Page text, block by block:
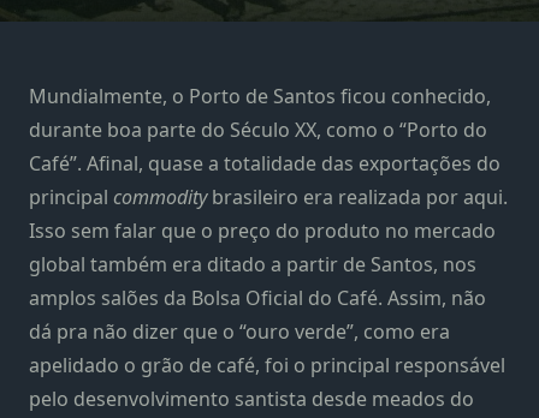
Mundialmente, o Porto de Santos ficou conhecido,
durante boa parte do Século XX, como o “Porto do
Café”. Afinal, quase a totalidade das exportações do
principal commoditybrasileiro era realizada por aqui.
Isso sem falar que o preço do produto no mercado
global também era ditado a partir de Santos, nos
amplos salões da Bolsa Oficial do Café. Assim, não
dá pra não dizer que o “ouro verde”, como era
apelidado o grão de café, foi o principal responsável
pelo desenvolvimento santista desde meados do